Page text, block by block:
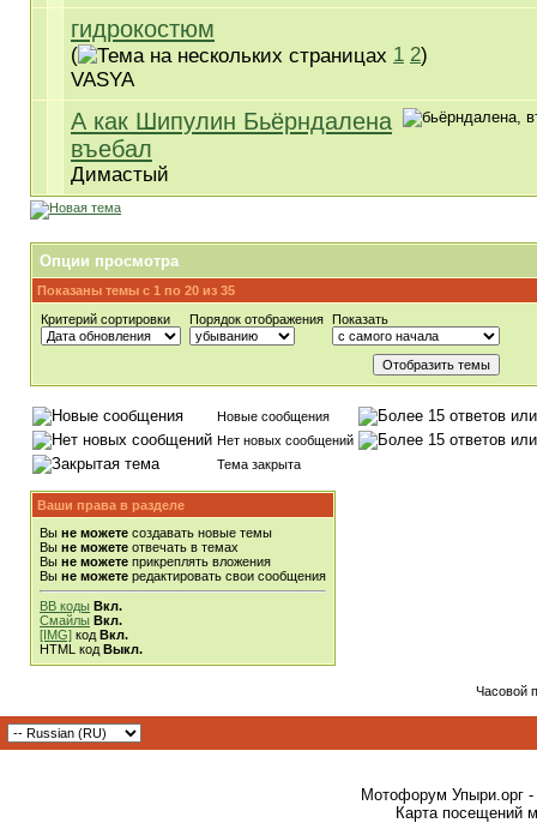
гидрокостюм
( 1 2)
VASYA
А как Шипулин Бьёрндалена
въебал
Димастый
Опции просмотра
Показаны темы с 1 по 20 из 35
Критерий сортировки
Порядок отображения Показать
Новые сообщения
Нет новых сообщений
Тема закрыта
Ваши права в разделе
Вы не можете создавать новые темы
Вы не можете отвечать в темах
Вы не можете прикреплять вложения
Вы не можете редактировать свои сообщения
BB коды Вкл.
Смайлы Вкл.
[IMG] код Вкл.
HTML код Выкл.
Часовой
Мотофорум Упыри.орг -
Карта посещений